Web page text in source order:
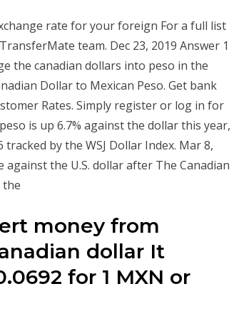
rate for your foreign For a full list
team. Dec 23, 2019 Answer 1
the canadian dollars into peso in the
Dollar to Mexican Peso. Get bank
Rates. Simply register or log in for
is up 6.7% against the dollar this year,
by the WSJ Dollar Index. Mar 8,
the U.S. dollar after The Canadian
the
money from
dollar It
for 1 MXN or